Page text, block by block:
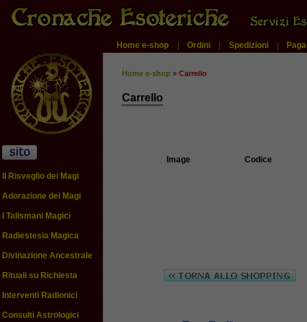
Home e-shop | Ordini | Spedizioni |
Il Risveglio dei Magi
Adorazione dei Magi
I Talismani Magici
Radiestesia Magica
Divinazione Ancestrale
Rituali su Richiesta
Interventi Radionici
Consulti Astrologici
Home e-shop » Carrello
Carrello
Image Codice